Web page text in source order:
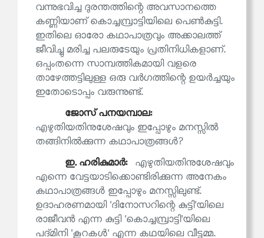
വന്നുഭവിച്ച ദുരന്തത്തിന്റെ അവസാനത്തെ
കണ്ണിയാണ് കൊച്ചമ്പ്രാട്ടിയിലെ പെൺകുട്ടി.
ഇതിലെ ഓരോ കഥാപാത്രവും അക്കാലത്ത്
ജീവിച്ചു മരിച്ച പലരുടേയും പ്രതിനിധികളാണ്.
ഒപ്പംതന്നെ സാമ്പത്തികമായി വളരെ
താഴേത്തട്ടിലുള്ള ഒരു വർഗത്തിന്റെ ഉയർച്ചയും
ഇതോടൊപ്പം വരുന്നുണ്ട്.
ജോസ് പനയമ്പാല:
എഴുതിയതിനുശേഷവും ഇപ്പോഴും മനസ്സിൽ
തങ്ങിനിൽക്കുന്ന കഥാപാത്രങ്ങൾ?
ഇ. ഹരികുമാര്‍:
എഴുതിയതിനുശേഷവും
എന്നെ വേട്ടയാടിക്കൊണ്ടിരിക്കുന്ന അനേകം
കഥാപാത്രങ്ങൾ ഇപ്പോഴും മനസ്സിലുണ്ട്.
ഉദാഹരണമായി 'ദിനോസറിന്റെ കുട്ടി'യിലെ
രാജീവൻ എന്ന കുട്ടി 'കൊച്ചമ്പ്രാട്ടി'യിലെ
പദ്മിനി 'കൂറകൾ' എന്ന കഥയിലെ വീട്ടമ്മ.